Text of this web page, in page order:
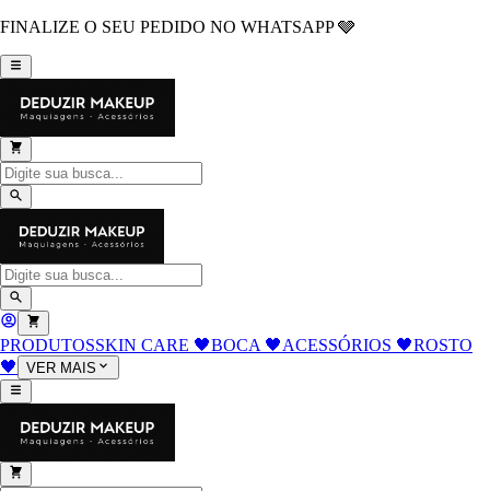
FINALIZE O SEU PEDIDO NO WHATSAPP 🩶
PRODUTOSSKIN CARE 🖤BOCA 🖤ACESSÓRIOS 🖤ROSTO
🖤
VER MAIS